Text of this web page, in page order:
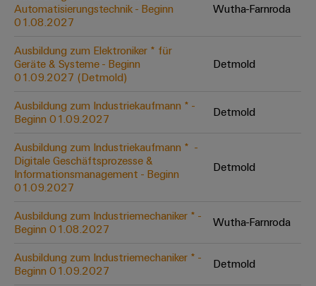
Verbindungslösungen
für
Konventionelle
Energieerzeugung
Zukunftssicherheit
für
bewährte
Maschinenbau
Lösungen
für
verschiedene
Segmente
der
und
Fabrikautomation
Systeme
Lösungen
Dezentrale
Automatisierung
Lösungen
IIoT
&
Automation
Software
Industrial
Elektronikgehäuse
Blitz-
und
Überspannungsschutz
PV
Feldbusverteiler
Automatisierung
&
Software
Technischer
Support
Umweltbezogene
Produktkonformität
Engineering
Daten
Technische
Produktkataloge
Reparatur
und
Ersatzteile
Trainings
Pressekontakt
Unsere
IIoT
and
Partner
Netzwerk
IIoT
Offene
Ausbildungs-
und
Studienplätze
Aktuelle
Termine
Workshops
für
Schulklassen
Automatisierungstechnik - Beginn
01.08.2027
Wutha-Farnroda
Ausbildung zum Elektroniker * für
Geräte & Systeme - Beginn
01.09.2027 (Detmold)
Detmold
Ausbildung zum Industriekaufmann * -
Beginn 01.09.2027
Detmold
Ausbildung zum Industriekaufmann * ​ -
Digitale Geschäftsprozesse &
Informationsmanagement - Beginn
01.09.2027
Detmold
Ausbildung zum Industriemechaniker * -
Beginn 01.08.2027
Wutha-Farnroda
Ausbildung zum Industriemechaniker * -
Beginn 01.09.2027
Detmold